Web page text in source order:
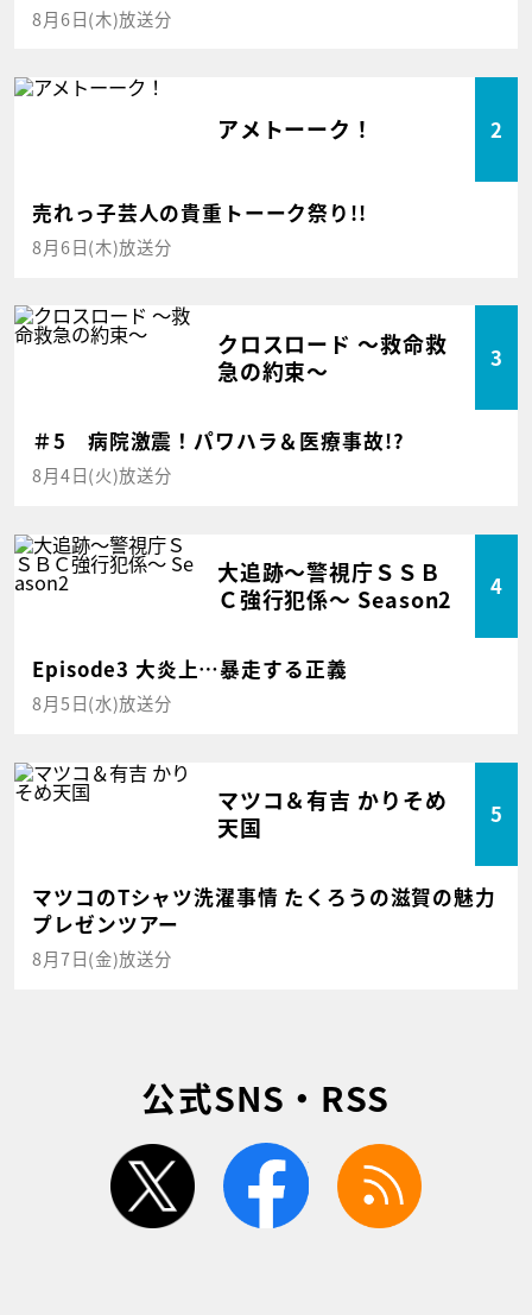
8月6日(木)放送分
アメトーーク！ 2
売れっ子芸人の貴重トーーク祭り!!
8月6日(木)放送分
クロスロード ～救命救
急の約束～
3
＃5 病院激震！パワハラ＆医療事故!?
8月4日(火)放送分
大追跡～警視庁ＳＳＢ
Ｃ強行犯係～ Season2
4
Episode3 大炎上…暴走する正義
8月5日(水)放送分
マツコ＆有吉 かりそめ
天国
5
マツコのTシャツ洗濯事情 たくろうの滋賀の魅力
プレゼンツアー
8月7日(金)放送分
公式SNS・RSS
twitter facebook